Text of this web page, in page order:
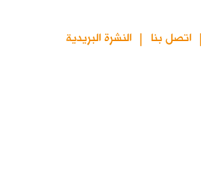
اتصل بنا النشرة البريدية